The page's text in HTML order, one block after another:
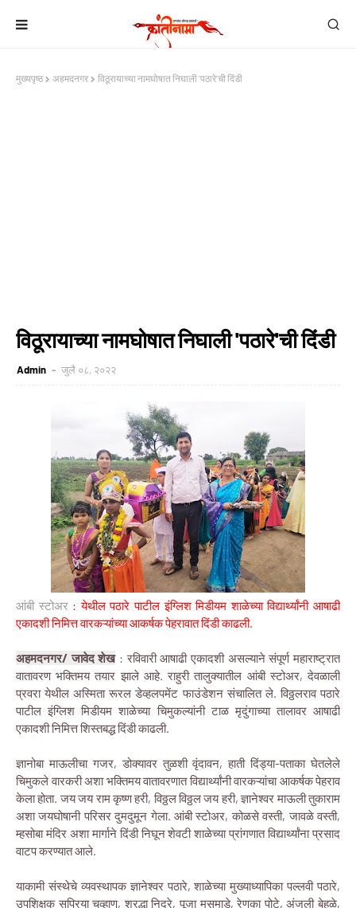
मुख्यपृष्ठ अहमदनगर विठूरायाच्या नामघोषात निघाली 'पठारे'ची दिंडी
विठूरायाच्या नामघोषात निघाली 'पठारे'ची दिंडी
Admin जुलै ०८, २०२२
आंबी स्टोअर : येथील पठारे पाटील इंग्लिश मिडीयम शाळेच्या विद्यार्थ्यांनी आषाढी
एकादशी निमित्त वारकऱ्यांच्या आकर्षक पेहरावात दिंडी काढली.
अहमदनगर/ जावेद शेख: रविवारी आषाढी एकादशी असल्याने संपूर्ण महाराष्ट्रात
वातावरण भक्तिमय तयार झाले आहे. राहुरी तालुक्यातील आंबी स्टोअर, देवळाली
प्रवरा येथील अस्मिता रूरल डेव्हलपमेंट फाउंडेशन संचालित ले. विठ्ठलराव पठारे
पाटील इंग्लिश मिडीयम शाळेच्या चिमुकल्यांनी टाळ मृदुंगाच्या तालावर आषाढी
एकादशी निमित्त शिस्तबद्ध दिंडी काढली.
ज्ञानोबा माऊलीचा गजर, डोक्यावर तुळशी वृंदावन, हाती दिंड्या-पताका घेतलेले
चिमुकले वारकरी अशा भक्तिमय वातावरणात विद्यार्थ्यांनी वारकऱ्यांचा आकर्षक पेहराव
केला होता. जय जय राम कृष्ण हरी, विठ्ठल विठ्ठल जय हरी, ज्ञानेश्वर माऊली तुकाराम
अशा जयघोषानी परिसर दुमदुमून गेला. आंबी स्टोअर, कोळसे वस्ती, जावळे वस्ती,
म्हसोबा मंदिर अशा मार्गाने दिंडी निघून शेवटी शाळेच्या प्रांगणात विद्यार्थ्यांना प्रसाद
वाटप करण्यात आले.
याकामी संस्थेचे व्यवस्थापक ज्ञानेश्वर पठारे, शाळेच्या मुख्याध्यापिका पल्लवी पठारे,
उपशिक्षक सुप्रिया चव्हाण, श्रद्धा निद्रे, पूजा मुसमाडे, रेणुका पोटे, अंजली बेहळे,